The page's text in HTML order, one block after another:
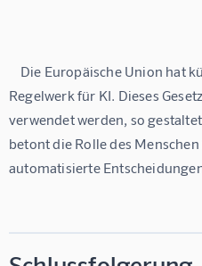
Regelwerk für KI. Dieses
verwendet werden, so
betont die Rolle des
automatisierte